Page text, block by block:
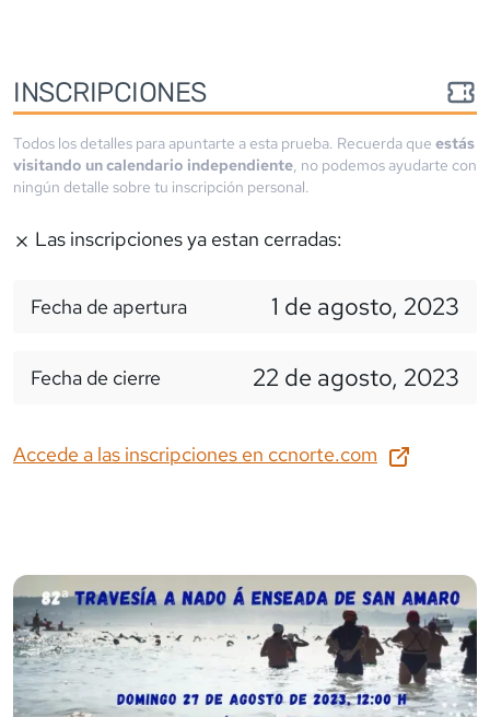
INSCRIPCIONES
Todos los detalles para apuntarte a esta prueba. Recuerda que estás
visitando un calendario independiente, no podemos ayudarte con
ningún detalle sobre tu inscripción personal.
Las inscripciones ya estan cerradas:
Fecha de apertura 1 de agosto, 2023
Fecha de cierre 22 de agosto, 2023
Accede a las inscripciones en ccnorte.com